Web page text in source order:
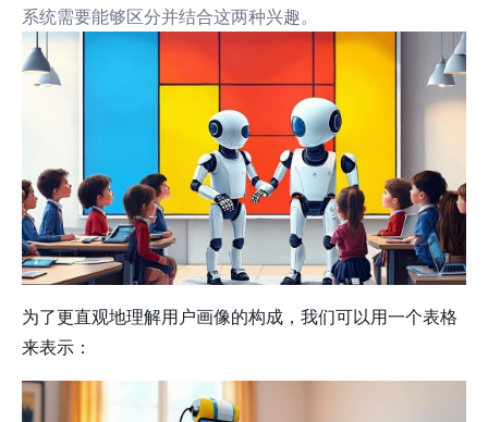
系统需要能够区分并结合这两种兴趣。
为了更直观地理解用户画像的构成，我们可以用一个表格
来表示：